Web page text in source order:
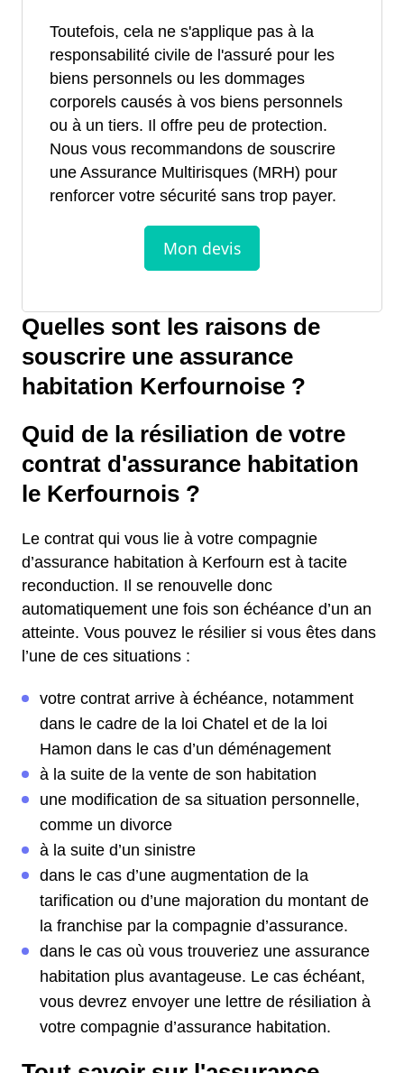
Toutefois, cela ne s'applique pas à la
responsabilité civile de l'assuré pour les
biens personnels ou les dommages
corporels causés à vos biens personnels
ou à un tiers. Il offre peu de protection.
Nous vous recommandons de souscrire
une Assurance Multirisques (MRH) pour
renforcer votre sécurité sans trop payer.
Quelles sont les raisons de
souscrire une assurance
habitation Kerfournoise ?
Quid de la résiliation de votre
contrat d'assurance habitation
le Kerfournois ?
Le contrat qui vous lie à votre compagnie
d’assurance habitation à Kerfourn est à tacite
reconduction. Il se renouvelle donc
automatiquement une fois son échéance d’un an
atteinte. Vous pouvez le résilier si vous êtes dans
l’une de ces situations :
votre contrat arrive à échéance, notamment
dans le cadre de la loi Chatel et de la loi
Hamon dans le cas d’un déménagement
à la suite de la vente de son habitation
une modification de sa situation personnelle,
comme un divorce
à la suite d’un sinistre
dans le cas d’une augmentation de la
tarification ou d’une majoration du montant de
la franchise par la compagnie d’assurance.
dans le cas où vous trouveriez une assurance
habitation plus avantageuse. Le cas échéant,
vous devrez envoyer une lettre de résiliation à
votre compagnie d’assurance habitation.